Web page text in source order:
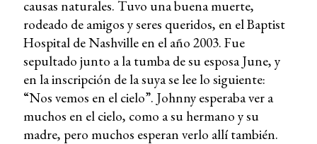
causas naturales. Tuvo una buena muerte,
rodeado de amigos y seres queridos, en el Baptist
Hospital de Nashville en el año 2003. Fue
sepultado junto a la tumba de su esposa June, y
en la inscripción de la suya se lee lo siguiente:
“Nos vemos en el cielo”. Johnny esperaba ver a
muchos en el cielo, como a su hermano y su
madre, pero muchos esperan verlo allí también.